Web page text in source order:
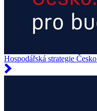
Hospodářská strategie